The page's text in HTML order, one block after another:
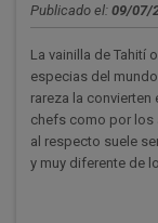
Publicado el: 09/07/
La vainilla de Tahití
especias del
rareza la
chefs como por los
al respecto suele
y muy diferente de